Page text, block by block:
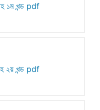
১ম খন্ড pdf
২য় খন্ড pdf